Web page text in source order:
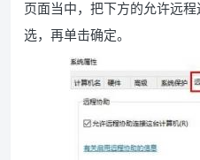
页面当中，把下方的允许远
选，再单击确定。